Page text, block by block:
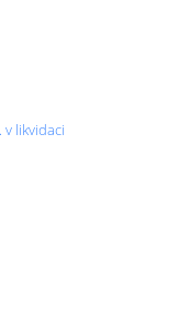
v likvidaci